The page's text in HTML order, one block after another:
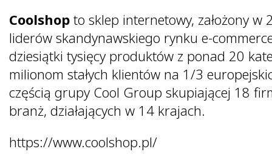
Coolshop to sklep internetowy, założony w
liderów skandynawskiego rynku e-
dziesiątki tysięcy produktów z ponad 20
milionom stałych klientów na 1/3
częścią grupy Cool Group skupiającej 18
branż, działających w 14 krajach.
https://www.coolshop.pl/